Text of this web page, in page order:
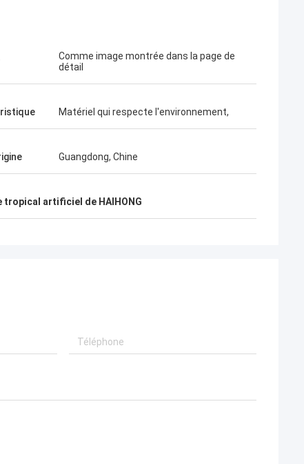
Comme image montrée dans la page de
détail
Matériel qui respecte l'environnement,
Guangdong, Chine
tropical artificiel de HAIHONG